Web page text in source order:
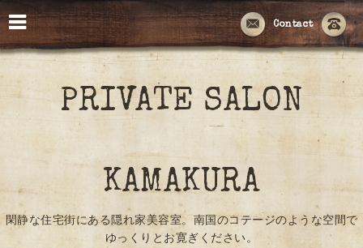
Contact
PRIVATE SALON
KAMAKURA
閑静な住宅街にある隠れ家美容室。南国のコテージのような空間で
ゆっくりとお寛ぎください。